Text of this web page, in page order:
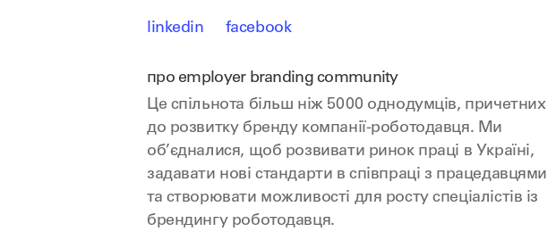
linkedin facebook
про employer branding community
Це спільнота більш ніж 5000 однодумців, причетних
до розвитку бренду компанії-роботодавця. Ми
об’єдналися, щоб розвивати ринок праці в Україні,
задавати нові стандарти в співпраці з працедавцями
та створювати можливості для росту спеціалістів із
брендингу роботодавця.